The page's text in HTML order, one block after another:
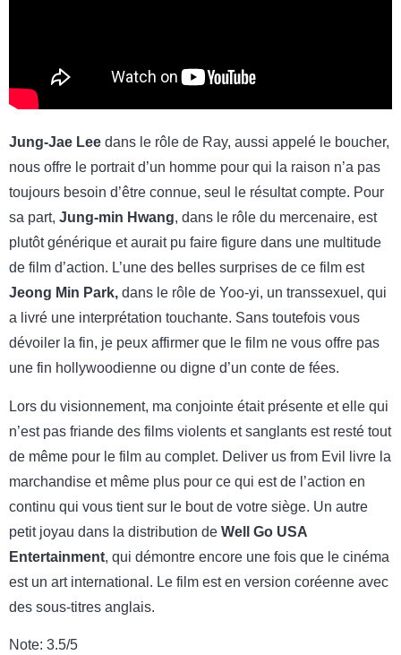
Jung-Jae Lee dans le rôle de Ray, aussi appelé le boucher,
nous offre le portrait d’un homme pour qui la raison n’a pas
toujours besoin d’être connue, seul le résultat compte. Pour
sa part, Jung-min Hwang, dans le rôle du mercenaire, est
plutôt générique et aurait pu faire figure dans une multitude
de film d’action. L’une des belles surprises de ce film est
Jeong Min Park, dans le rôle de Yoo-yi, un transsexuel, qui
a livré une interprétation touchante. Sans toutefois vous
dévoiler la fin, je peux affirmer que le film ne vous offre pas
une fin hollywoodienne ou digne d’un conte de fées.
Lors du visionnement, ma conjointe était présente et elle qui
n’est pas friande des films violents et sanglants est resté tout
de même pour le film au complet. Deliver us from Evil livre la
marchandise et même plus pour ce qui est de l’action en
continu qui vous tient sur le bout de votre siège. Un autre
petit joyau dans la distribution de Well Go USA
Entertainment, qui démontre encore une fois que le cinéma
est un art international. Le film est en version coréenne avec
des sous-titres anglais.
Note: 3.5/5